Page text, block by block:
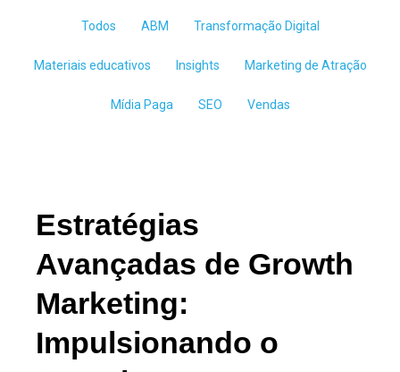
Todos ABM Transformação Digital
Materiais educativos Insights Marketing de Atração
Mídia Paga SEO Vendas
Estratégias
Avançadas de Growth
Marketing:
Impulsionando o